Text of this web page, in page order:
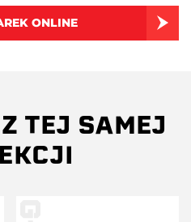
ONLINE
TEJ SAMEJ